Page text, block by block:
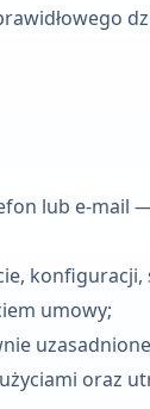
lub e-
umowy;
oraz